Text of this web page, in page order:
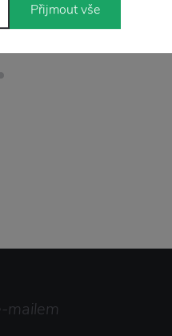
mailem
Přijmout vše